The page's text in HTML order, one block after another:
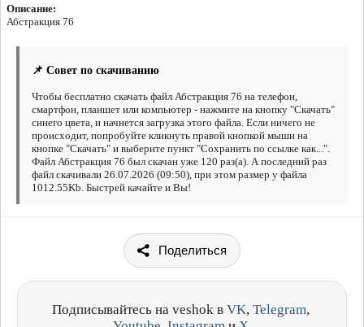
Описание:
Абстракция 76
📌 Совет по скачиванию
Чтобы бесплатно скачать файл Абстракция 76 на телефон,
смартфон, планшет или компьютер - нажмите на кнопку "Скачать"
синего цвета, и начнется загрузка этого файла. Если ничего не
происходит, попробуйте кликнуть правой кнопкой мыши на
кнопке "Скачать" и выберите пункт "Сохранить по ссылке как...".
Файл Абстракция 76 был скачан уже 120 раз(а). А последний раз
файл скачивали 26.07.2026 (09:50), при этом размер у файла
1012.55Kb. Быстрей качайте и Вы!
Поделиться
Подписывайтесь на veshok в VK, Telegram,